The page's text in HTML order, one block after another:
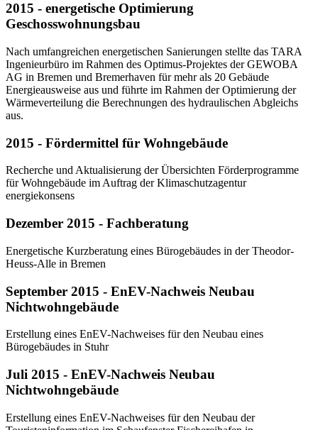
2015 - energetische Optimierung
Geschosswohnungsbau
Nach umfangreichen energetischen Sanierungen stellte das TARA
Ingenieurbüro im Rahmen des Optimus-Projektes der GEWOBA
AG in Bremen und Bremerhaven für mehr als 20 Gebäude
Energieausweise aus und führte im Rahmen der Optimierung der
Wärmeverteilung die Berechnungen des hydraulischen Abgleichs
aus.
2015 - Fördermittel für Wohngebäude
Recherche und Aktualisierung der Übersichten Förderprogramme
für Wohngebäude im Auftrag der Klimaschutzagentur
energiekonsens
Dezember 2015 - Fachberatung
Energetische Kurzberatung eines Bürogebäudes in der Theodor-
Heuss-Alle in Bremen
September 2015 - EnEV-Nachweis Neubau
Nichtwohngebäude
Erstellung eines EnEV-Nachweises für den Neubau eines
Bürogebäudes in Stuhr
Juli 2015 - EnEV-Nachweis Neubau
Nichtwohngebäude
Erstellung eines EnEV-Nachweises für den Neubau der